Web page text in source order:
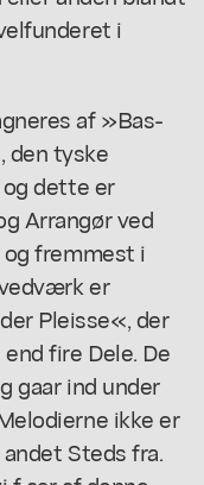
i
af »Bas-
den tyske
dette er
Arrangør ved
fremmest i
er
Pleisse«, der
fire Dele. De
gaar ind under
ikke er
Steds fra.